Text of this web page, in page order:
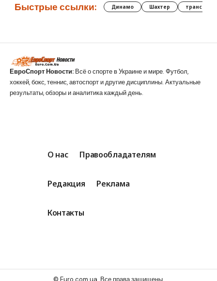
Быстрые ссылки: Динамо Шахтер трансферы
ЕвроСпорт Новости: Всё о спорте в Украине и мире. Футбол,
хоккей, бокс, теннис, автоспорт и другие дисциплины. Актуальные
результаты, обзоры и аналитика каждый день.
О нас Правообладателям
Редакция Реклама
Контакты
© Euro.com.ua. Все права защищены.